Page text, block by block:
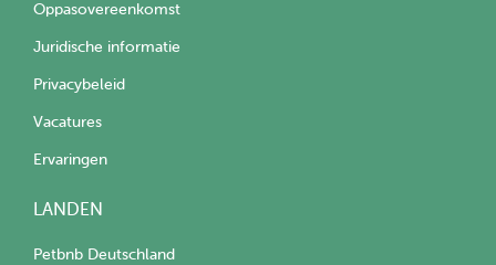
Oppasovereenkomst
Juridische informatie
Privacybeleid
Vacatures
Ervaringen
LANDEN
Petbnb Deutschland